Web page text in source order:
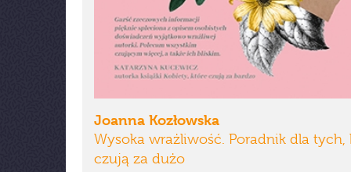
Joanna Kozłowska
Wysoka wrażliwość. Poradnik dla tych,
czują za dużo